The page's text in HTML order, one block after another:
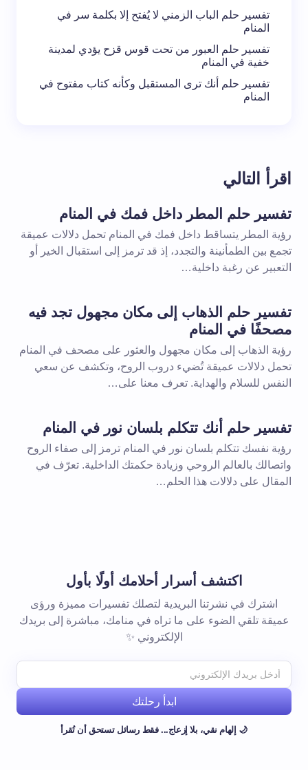
تفسير حلم الباب الزمني لا يُفتح إلا بكلمة سر في
المنام
تفسير حلم العبور من تحت قوس قزح يؤدي لمدينة
خفية في المنام
تفسير حلم أنك ترى المستقبل وكأنه كتاب مفتوح في
المنام
اقرأ التالي
تفسير حلم المطر داخل فمك في المنام
رؤية المطر يتساقط داخل فمك في المنام تحمل دلالات عميقة
تجمع بين الطمأنينة والتجدد، إذ قد ترمز إلى استقبال الخير أو
التعبير عن رغبة داخلية…
تفسير حلم الذهاب إلى مكان مجهول تجد فيه
مصحفًا في المنام
رؤية الذهاب إلى مكان مجهول والعثور على مصحف في المنام
تحمل دلالات عميقة تُضيء دروب الروح، وتكشف عن سعي
النفس للسلام والهداية. تعرف معنا على…
تفسير حلم أنك تتكلم بلسان نور في المنام
رؤية نفسك تتكلم بلسان نور في المنام ترمز إلى صفاء الروح
واتصالك بالعالم الروحي وزيادة حكمتك الداخلية. تعرّف في
المقال على دلالات هذا الحلم…
اكتشف أسرار أحلامك أولًا بأول
اشترك في نشرتنا البريدية لتصلك تفسيرات مميزة ورؤى
عميقة تلقي الضوء على ما تراه في منامك، مباشرة إلى بريدك
الإلكتروني ✨
ابدأ رحلتك
🌙 إلهام نقي، بلا إزعاج... فقط رسائل تستحق أن تُقرأ